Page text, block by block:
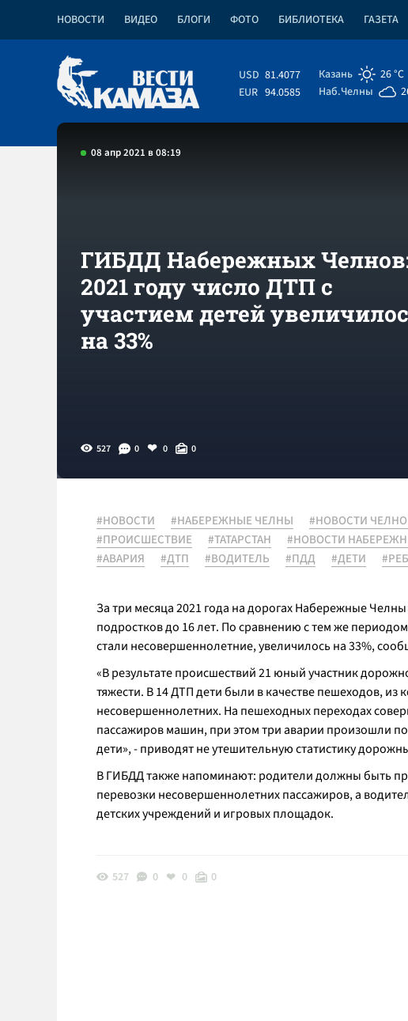
НОВОСТИ ВИДЕО БЛОГИ ФОТО БИБЛИОТЕКА ГАЗЕТА
USD 81.4077
EUR 94.0585
Казань
26 °C
Наб.Челны
08 апр 2021 в 08:19
ГИБДД Набережных
2021 году число ДТП с
участием детей
на 33%
527 0 0 0
#НОВОСТИ #НАБЕРЕЖНЫЕ ЧЕЛНЫ #НОВОСТИ
#ПРОИСШЕСТВИЕ
#ТАТАРСТАН #НОВОСТИ
#АВАРИЯ
#ДТП #ВОДИТЕЛЬ #ПДД #ДЕТИ
За три месяца 2021 года на дорогах Набережные
подростков до 16 лет. По сравнению с тем же
стали несовершеннолетние, увеличилось на 33%,
«В результате происшествий 21 юный участник
тяжести. В 14 ДТП дети были в качестве пешеходов,
несовершеннолетних. На пешеходных переходах
пассажиров машин, при этом три аварии произошли
дети», - приводят не утешительную статистику
В ГИБДД также напоминают: родители должны быть
перевозки несовершеннолетних пассажиров, а
детских учреждений и игровых площадок.
527 0 0 0